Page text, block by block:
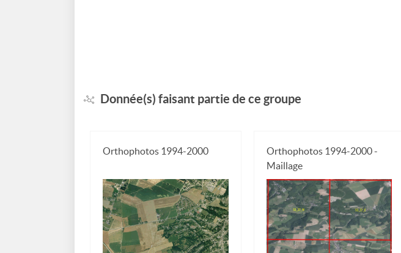
Donnée(s) faisant partie de ce groupe
Orthophotos 1994-2000
Orthophotos 1994-2000 -
Maillage